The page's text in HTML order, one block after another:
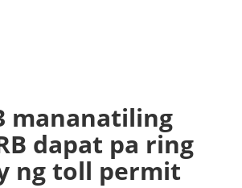
mananatiling
dapat pa ring
ng toll permit